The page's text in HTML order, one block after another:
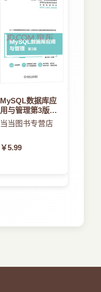
MySQL数据库应
用与管理第3版-
鲁大林
当当图书专营店
￥5.99